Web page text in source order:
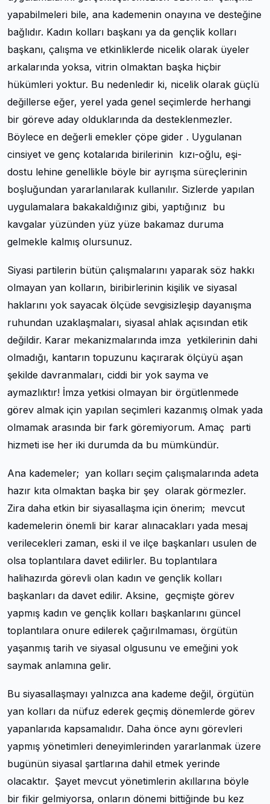
yapabilmeleri bile, ana kademenin onayına ve desteğine
bağlıdır. Kadın kolları başkanı ya da gençlik kolları
başkanı, çalışma ve etkinliklerde nicelik olarak üyeler
arkalarında yoksa, vitrin olmaktan başka hiçbir
hükümleri yoktur. Bu nedenledir ki, nicelik olarak güçlü
değillerse eğer, yerel yada genel seçimlerde herhangi
bir göreve aday olduklarında da desteklenmezler.
Böylece en değerli emekler çöpe gider . Uygulanan
cinsiyet ve genç kotalarıda birilerinin kızı-oğlu, eşi-
dostu lehine genellikle böyle bir ayrışma süreçlerinin
boşluğundan yararlanılarak kullanılır. Sizlerde yapılan
uygulamalara bakakaldığınız gibi, yaptığınız bu
kavgalar yüzünden yüz yüze bakamaz duruma
gelmekle kalmış olursunuz.
Siyasi partilerin bütün çalışmalarını yaparak söz hakkı
olmayan yan kolların, biribirlerinin kişilik ve siyasal
haklarını yok sayacak ölçüde sevgisizleşip dayanışma
ruhundan uzaklaşmaları, siyasal ahlak açısından etik
değildir. Karar mekanizmalarında imza yetkilerinin dahi
olmadığı, kantarın topuzunu kaçırarak ölçüyü aşan
şekilde davranmaları, ciddi bir yok sayma ve
aymazlıktır! İmza yetkisi olmayan bir örgütlenmede
görev almak için yapılan seçimleri kazanmış olmak yada
olmamak arasında bir fark göremiyorum. Amaç parti
hizmeti ise her iki durumda da bu mümkündür.
Ana kademeler; yan kolları seçim çalışmalarında adeta
hazır kıta olmaktan başka bir şey olarak görmezler.
Zira daha etkin bir siyasallaşma için önerim; mevcut
kademelerin önemli bir karar alınacakları yada mesaj
verilecekleri zaman, eski il ve ilçe başkanları usulen de
olsa toplantılara davet edilirler. Bu toplantılara
halihazırda görevli olan kadın ve gençlik kolları
başkanları da davet edilir. Aksine, geçmişte görev
yapmış kadın ve gençlik kolları başkanlarını güncel
toplantılara onure edilerek çağırılmaması, örgütün
yaşanmış tarih ve siyasal olgusunu ve emeğini yok
saymak anlamına gelir.
Bu siyasallaşmayı yalnızca ana kademe değil, örgütün
yan kolları da nüfuz ederek geçmiş dönemlerde görev
yapanlarıda kapsamalıdır. Daha önce aynı görevleri
yapmış yönetimleri deneyimlerinden yararlanmak üzere
bugünün siyasal şartlarına dahil etmek yerinde
olacaktır. Şayet mevcut yönetimlerin akıllarına böyle
bir fikir gelmiyorsa, onların dönemi bittiğinde bu kez